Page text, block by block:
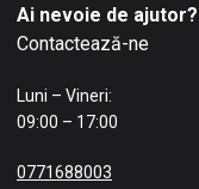
Ai nevoie de ajutor?
Contactează-ne
Luni – Vineri:
09:00 – 17:00
0771688003